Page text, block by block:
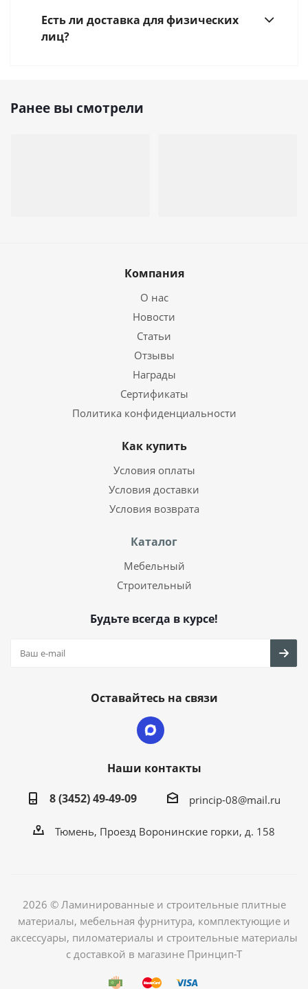
Есть ли доставка для физических
лиц?
Ранее вы смотрели
Компания
О нас
Новости
Статьи
Отзывы
Награды
Сертификаты
Политика конфиденциальности
Как купить
Условия оплаты
Условия доставки
Условия возврата
Каталог
Мебельный
Строительный
Будьте всегда в курсе!
Оставайтесь на связи
Наши контакты
8 (3452) 49-49-09
princip-08@mail.ru
Тюмень, Проезд Воронинские горки, д. 158
2026 © Ламинированные и строительные плитные
материалы, мебельная фурнитура, комплектующие и
аксессуары, пиломатериалы и строительные материалы
с доставкой в магазине Принцип-Т